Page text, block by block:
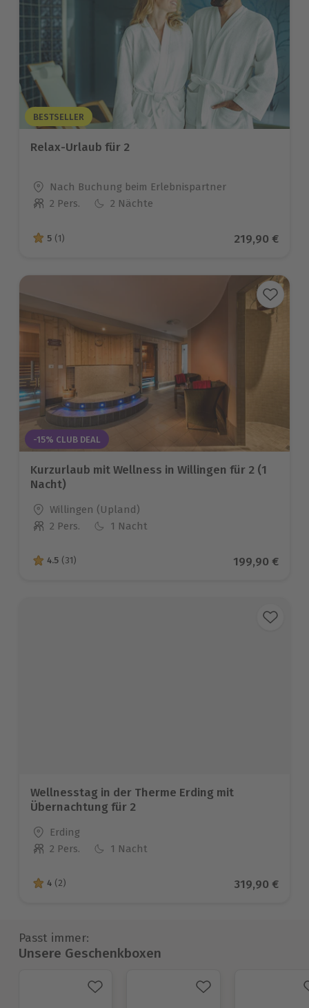
BESTSELLER
Relax-Urlaub für 2
Standort
Nach Buchung beim Erlebnispartner
Anzahl der Teilnehmer
2 Pers. 2 Nächte
5 von 5 Sternen basierend auf 1 Bewertungen
5 (1) Aktueller
219,90 €
-15% CLUB DEAL
Kurzurlaub mit Wellness in Willingen für 2 (1
Nacht)
Standort
Willingen (Upland)
Anzahl der Teilnehmer
2 Pers. 1 Nacht
4.5 von 5 Sternen basierend auf 31 Bewertungen
4.5 (31) Aktueller
199,90 €
Wellnesstag in der Therme Erding mit
Übernachtung für 2
Standort
Erding
Anzahl der Teilnehmer
2 Pers. 1 Nacht
4 von 5 Sternen basierend auf 2 Bewertungen
4 (2) Aktueller
319,90 €
Passt immer:
Unsere Geschenkboxen